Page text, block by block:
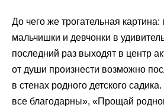
До чего же трогательная
мальчишки и девчонки в
последний раз выходят в центр
от души произнести возможно
в стенах родного детского
все благодарны», «Прощай